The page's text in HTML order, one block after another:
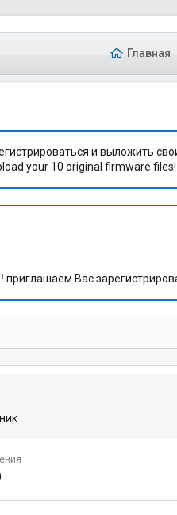
Главная
и выложить
your 10 original firmware files!
приглашаем Вас